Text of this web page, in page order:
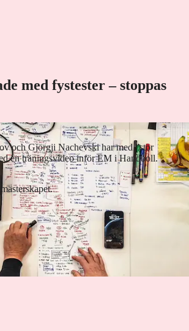
med fystester – stoppas
och Gjorgji Nachevski har med ”stor
en träningsvideo inför EM i Handboll.